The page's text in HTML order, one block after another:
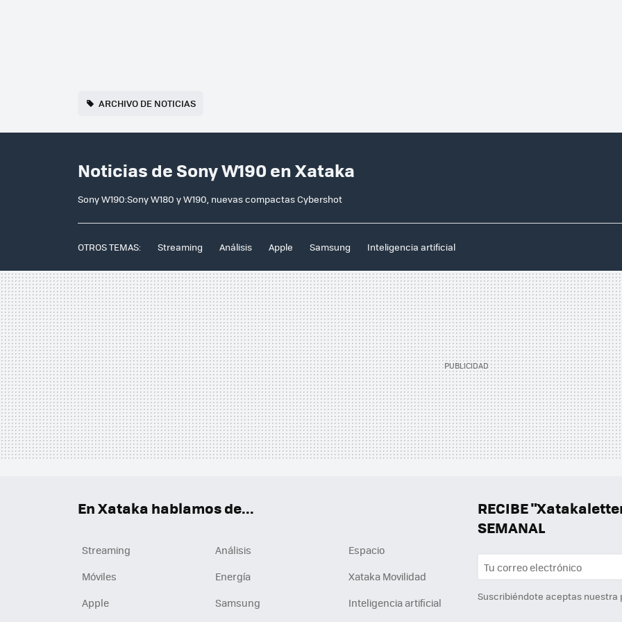
ARCHIVO DE NOTICIAS
Noticias de Sony W190 en Xataka
Sony W190:Sony W180 y W190, nuevas compactas Cybershot
OTROS TEMAS: Streaming Análisis Apple Samsung Inteligencia artificial
RECIBE
SEMANAL
Suscribiéndote aceptas nuestra
En Xataka hablamos de...
Streaming Análisis
Espacio
Móviles
Energía
Xataka Movilidad
Apple
Samsung Inteligencia artificial